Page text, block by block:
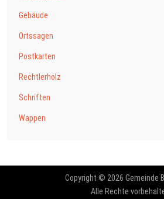
Gebäude
Ortssagen
Postkarten
Rechtlerholz
Schriften
Wappen
Copyright © 2026 Gemeinde
Alle Rechte